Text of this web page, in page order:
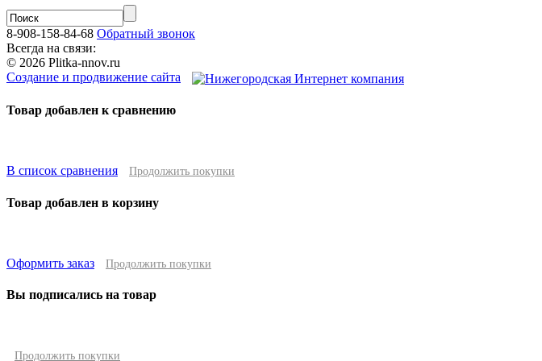
8-908-158-84-68 Обратный звонок
Всегда на связи:
© 2026 Plitka-nnov.ru
Создание и продвижение сайта
Товар добавлен к сравнению
В список сравнения Продолжить покупки
Товар добавлен в корзину
Оформить заказ Продолжить покупки
Вы подписались на товар
Продолжить покупки